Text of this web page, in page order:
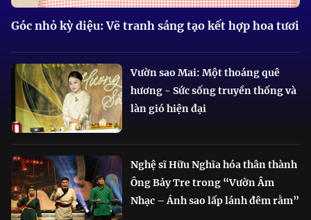
Góc nhỏ kỳ diệu: Vẽ tranh sáng tạo kết hợp hoa tươi
Vườn sao Mai: Một thoáng quê
hương - Sức sống truyền thống và
làn gió hiện đại
Nghệ sĩ Hữu Nghĩa hóa thân thành
Ông Bảy Tre trong “Vườn Âm
Nhạc – Ánh sao lấp lánh đêm rằm”